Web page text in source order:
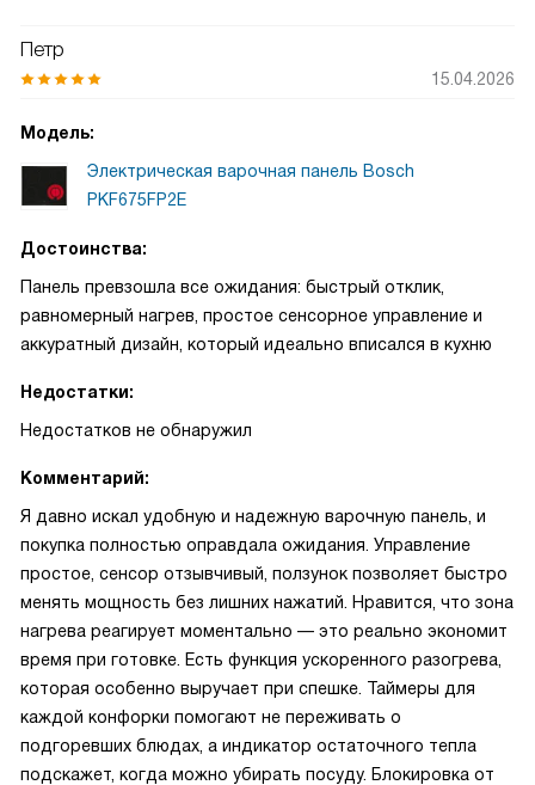
Петр
15.04.2026
Модель:
Электрическая варочная панель Bosch
PKF675FP2E
Достоинства:
Панель превзошла все ожидания: быстрый отклик,
равномерный нагрев, простое сенсорное управление и
аккуратный дизайн, который идеально вписался в кухню
Недостатки:
Недостатков не обнаружил
Комментарий:
Я давно искал удобную и надежную варочную панель, и
покупка полностью оправдала ожидания. Управление
простое, сенсор отзывчивый, ползунок позволяет быстро
менять мощность без лишних нажатий. Нравится, что зона
нагрева реагирует моментально — это реально экономит
время при готовке. Есть функция ускоренного разогрева,
которая особенно выручает при спешке. Таймеры для
каждой конфорки помогают не переживать о
подгоревших блюдах, а индикатор остаточного тепла
подскажет, когда можно убирать посуду. Блокировка от